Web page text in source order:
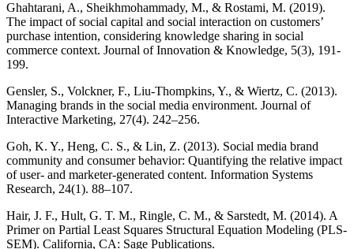
Ghahtarani, A., Sheikhmohammady, M., & Rostami, M. (2019).
The impact of social capital and social interaction on customers’
purchase intention, considering knowledge sharing in social
commerce context. Journal of Innovation & Knowledge, 5(3), 191-
199.
Gensler, S., Volckner, F., Liu-Thompkins, Y., & Wiertz, C. (2013).
Managing brands in the social media environment. Journal of
Interactive Marketing, 27(4). 242–256.
Goh, K. Y., Heng, C. S., & Lin, Z. (2013). Social media brand
community and consumer behavior: Quantifying the relative impact
of user- and marketer-generated content. Information Systems
Research, 24(1). 88–107.
Hair, J. F., Hult, G. T. M., Ringle, C. M., & Sarstedt, M. (2014). A
Primer on Partial Least Squares Structural Equation Modeling (PLS-
SEM). California, CA: Sage Publications.